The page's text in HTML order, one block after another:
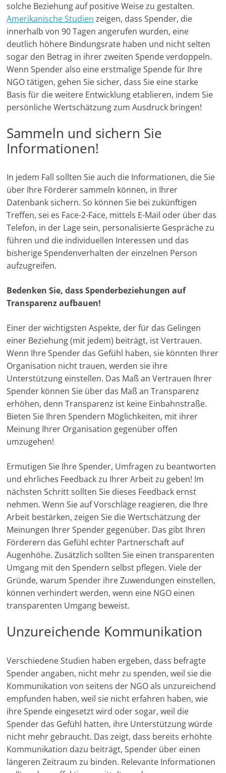
|
S
t
i
f
u
n
e
n
solche Beziehung auf positive Weise zu gestalten.
Amerikanische Studien zeigen, dass Spender, die
innerhalb von 90 Tagen angerufen wurden, eine
deutlich höhere Bindungsrate haben und nicht selten
sogar den Betrag in ihrer zweiten Spende verdoppeln.
Wenn Spender also eine erstmalige Spende für Ihre
NGO tätigen, gehen Sie sicher, dass Sie eine starke
Basis für die weitere Entwicklung etablieren, indem Sie
persönliche Wertschätzung zum Ausdruck bringen!
Sammeln und sichern Sie
Informationen!
In jedem Fall sollten Sie auch die Informationen, die Sie
über Ihre Förderer sammeln können, in Ihrer
Datenbank sichern. So können Sie bei zukünftigen
Treffen, sei es Face-2-Face, mittels E-Mail oder über das
Telefon, in der Lage sein, personalisierte Gespräche zu
führen und die individuellen Interessen und das
bisherige Spendenverhalten der einzelnen Person
aufzugreifen.
Bedenken Sie, dass Spenderbeziehungen auf
Transparenz aufbauen!
Einer der wichtigsten Aspekte, der für das Gelingen
einer Beziehung (mit jedem) beiträgt, ist Vertrauen.
Wenn Ihre Spender das Gefühl haben, sie könnten Ihrer
Organisation nicht trauen, werden sie ihre
Unterstützung einstellen. Das Maß an Vertrauen Ihrer
Spender können Sie über das Maß an Transparenz
erhöhen, denn Transparenz ist keine Einbahnstraße.
Bieten Sie Ihren Spendern Möglichkeiten, mit ihrer
Meinung Ihrer Organisation gegenüber offen
umzugehen!
Ermutigen Sie Ihre Spender, Umfragen zu beantworten
und ehrliches Feedback zu Ihrer Arbeit zu geben! Im
nächsten Schritt sollten Sie dieses Feedback ernst
nehmen. Wenn Sie auf Vorschläge reagieren, die Ihre
Arbeit bestärken, zeigen Sie die Wertschätzung der
Meinungen Ihrer Spender gegenüber. Das gibt Ihren
Förderern das Gefühl echter Partnerschaft auf
Augenhöhe. Zusätzlich sollten Sie einen transparenten
Umgang mit den Spendern selbst pflegen. Viele der
Gründe, warum Spender ihre Zuwendungen einstellen,
können verhindert werden, wenn eine NGO einen
transparenten Umgang beweist.
Unzureichende Kommunikation
Verschiedene Studien haben ergeben, dass befragte
Spender angaben, nicht mehr zu spenden, weil sie die
Kommunikation von seitens der NGO als unzureichend
empfunden haben, weil sie nicht erfahren haben, wie
ihre Spende eingesetzt wird oder sogar, weil die
Spender das Gefühl hatten, ihre Unterstützung würde
nicht mehr gebraucht. Das zeigt, dass bereits erhöhte
Kommunikation dazu beiträgt, Spender über einen
längeren Zeitraum zu binden. Relevante Informationen